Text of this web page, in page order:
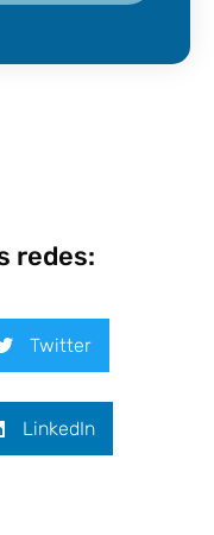
redes:
Twitter
LinkedIn